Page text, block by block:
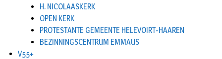
H. NICOLAASKERK
OPEN KERK
PROTESTANTE GEMEENTE HELEVOIRT-HAAREN
BEZINNINGSCENTRUM EMMAUS
V55+